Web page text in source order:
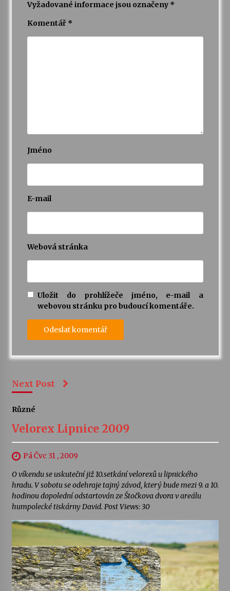
Vyžadované informace jsou označeny *
Komentář *
Jméno
E-mail
Webová stránka
Uložit do prohlížeče jméno, e-mail a
webovou stránku pro budoucí komentáře.
Next Post
Různé
Velorex Lipnice 2009
Pá Čvc 31 , 2009
O víkendu se uskuteční již 10.setkání velorexů u lipnického
hradu. V sobotu se odehraje tajný závod, který bude mezi 9. a 10.
hodinou dopolední odstartován ze Štočkova dvora v areálu
humpolecké tiskárny David. Post Views: 30